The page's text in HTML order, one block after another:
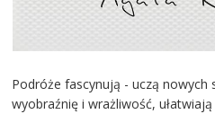
Podróże fascynują - uczą
wyobraźnię i wrażliwość,